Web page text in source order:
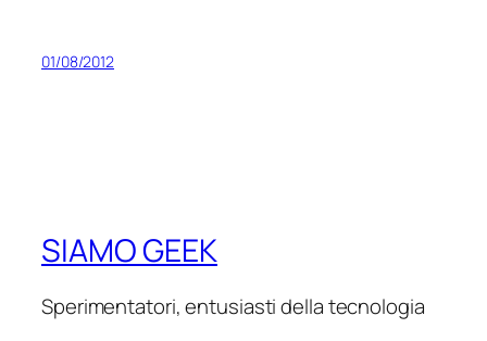
01/08/2012
SIAMO GEEK
Sperimentatori, entusiasti della tecnologia